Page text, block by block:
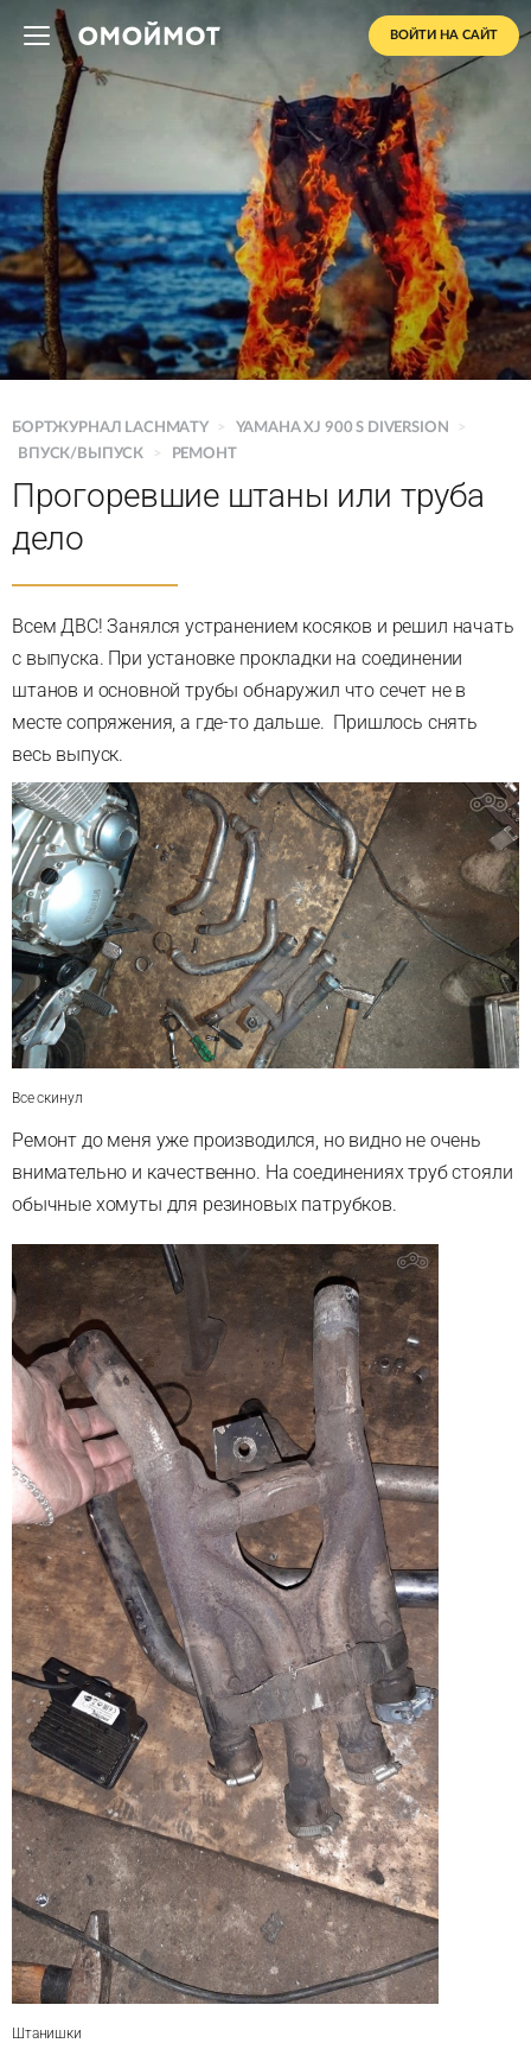
ВОЙТИ НА САЙТ
БОРТЖУРНАЛ LACHMATY > YAMAHA XJ 900 S DIVERSION
>
ВПУСК/ВЫПУСК
> РЕМОНТ
Прогоревшие штаны или труба
дело
Всем ДВС! Занялся устранением косяков и решил начать
с выпуска. При установке прокладки на соединении
штанов и основной трубы обнаружил что сечет не в
месте сопряжения, а где-то дальше. Пришлось снять
весь выпуск.
Все скинул
Ремонт до меня уже производился, но видно не очень
внимательно и качественно. На соединениях труб стояли
обычные хомуты для резиновых патрубков.
Штанишки